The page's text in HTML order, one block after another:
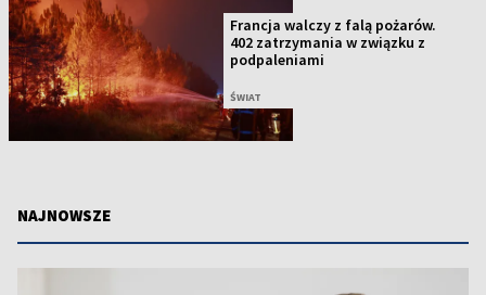
Francja walczy z falą pożarów.
402 zatrzymania w związku z
podpaleniami
ŚWIAT
NAJNOWSZE